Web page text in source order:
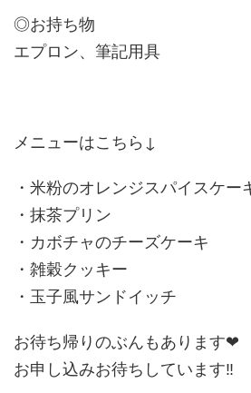
◎お持ち物
エプロン、筆記用具
メニューはこちら↓
・米粉のオレンジスパイスケー
・抹茶プリン
・カボチャのチーズケーキ
・雑穀クッキー
・玉子風サンドイッチ
お待ち帰りのぶんもあります❤︎
お申し込みお待ちしています‼️